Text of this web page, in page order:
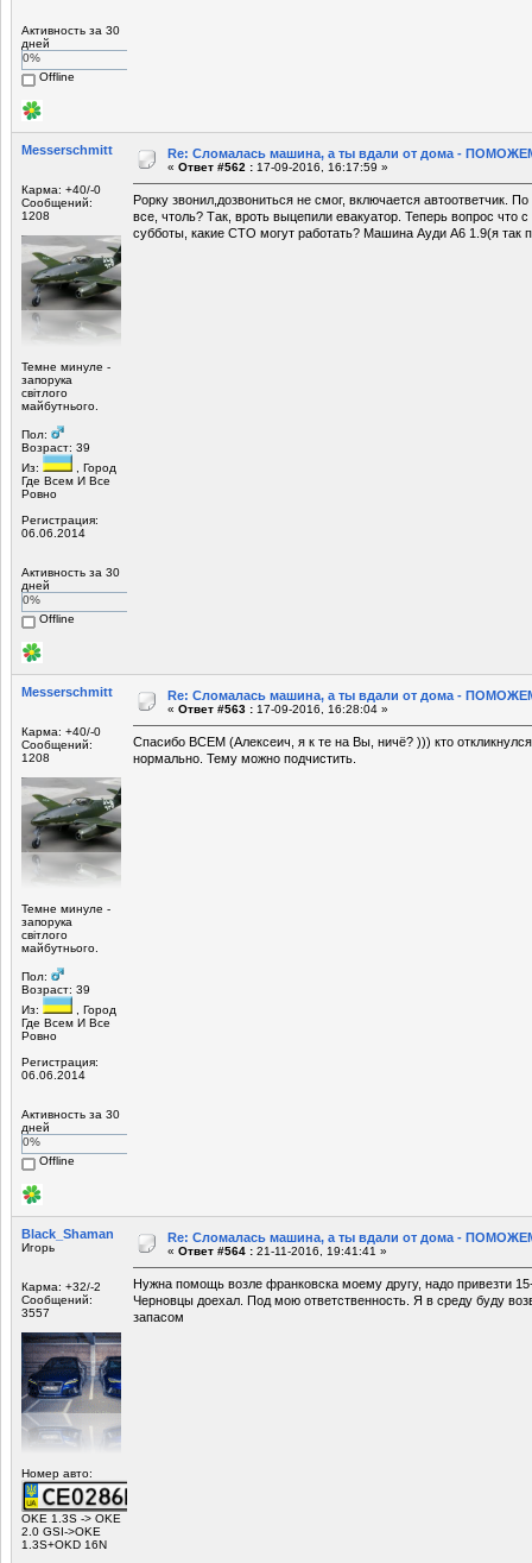
Активность за 30
дней
0%
Offline
Mеsserschmitt
Карма: +40/-0
Сообщений:
1208
Темне минуле -
запорука
світлого
майбутнього.
Пол:
Возраст: 39
Из:
, Город
Где Всем И Все
Ровно
Регистрация:
06.06.2014
Активность за 30
дней
0%
Offline
Re: Сломалась машина, а ты вдали от дома -
« Ответ #562 : 17-09-2016, 16:17:59 »
Рорку звонил,дозвониться не смог, включается автоответчик.
все, чтоль? Так, вроть выцепили евакуатор. Теперь вопрос что
субботы, какие СТО могут работать? Машина Ауди А6 1.9(я так
Mеsserschmitt
Карма: +40/-0
Сообщений:
1208
Темне минуле -
запорука
світлого
майбутнього.
Пол:
Возраст: 39
Из:
, Город
Где Всем И Все
Ровно
Регистрация:
06.06.2014
Активность за 30
дней
0%
Offline
Re: Сломалась машина, а ты вдали от дома -
« Ответ #563 : 17-09-2016, 16:28:04 »
Спасибо ВСЕМ (Алексеич, я к те на Вы, ничё? ))) кто
нормально. Тему можно подчистить.
Black_Shaman
Игорь
Карма: +32/-2
Сообщений:
3557
Номер авто:
OKE 1.3S -> OKE
2.0 GSI->OKE
1.3S+OKD 16N
Re: Сломалась машина, а ты вдали от дома -
« Ответ #564 : 21-11-2016, 19:41:41 »
Нужна помощь возле франковска моему другу, надо привезти
Черновцы доехал. Под мою ответственность. Я в среду буду
запасом